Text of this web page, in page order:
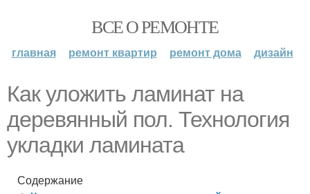
ВСЕ О РЕМОНТЕ
главная ремонт квартир ремонт дома дизайн
Как уложить ламинат на
деревянный пол. Технология
укладки ламината
Содержание